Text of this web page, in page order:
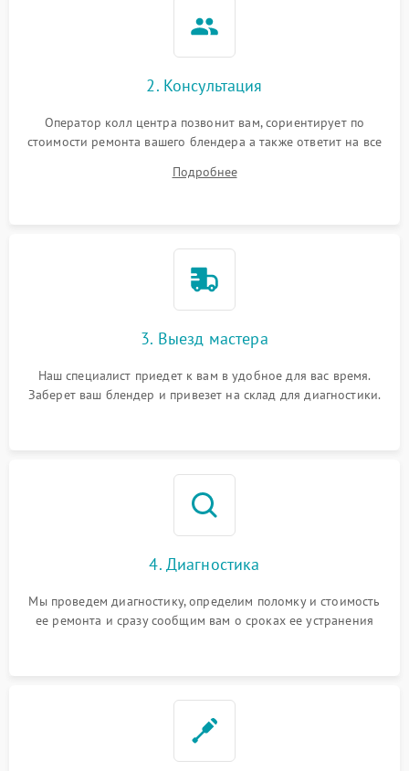
2. Консультация
Оператор колл центра позвонит вам, сориентирует по
стоимости ремонта вашего блендера а также ответит на все
Подробнее
3. Выезд мастера
Наш специалист приедет к вам в удобное для вас время.
Заберет ваш блендер и привезет на склад для диагностики.
4. Диагностика
Мы проведем диагностику, определим поломку и стоимость
ее ремонта и сразу сообщим вам о сроках ее устранения